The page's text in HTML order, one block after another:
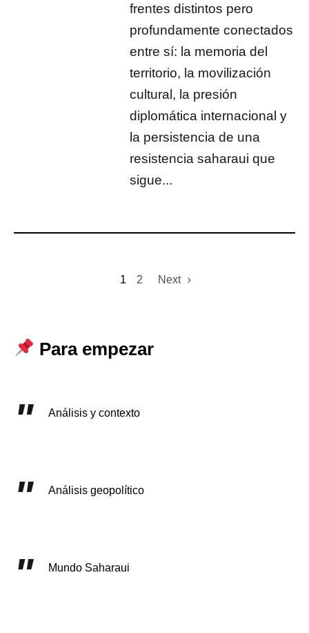
frentes distintos pero
profundamente conectados
entre sí: la memoria del
territorio, la movilización
cultural, la presión
diplomática internacional y
la persistencia de una
resistencia saharaui que
sigue...
1 2 Next
Para empezar
Análisis y contexto
Análisis geopolítico
Mundo Saharaui